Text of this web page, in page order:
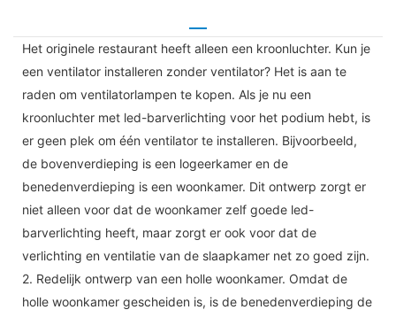
Het originele restaurant heeft alleen een kroonluchter. Kun je
een ventilator installeren zonder ventilator? Het is aan te
raden om ventilatorlampen te kopen. Als je nu een
kroonluchter met led-barverlichting voor het podium hebt, is
er geen plek om één ventilator te installeren. Bijvoorbeeld,
de bovenverdieping is een logeerkamer en de
benedenverdieping is een woonkamer. Dit ontwerp zorgt er
niet alleen voor dat de woonkamer zelf goede led-
barverlichting heeft, maar zorgt er ook voor dat de
verlichting en ventilatie van de slaapkamer net zo goed zijn.
2. Redelijk ontwerp van een holle woonkamer. Omdat de
holle woonkamer gescheiden is, is de benedenverdieping de